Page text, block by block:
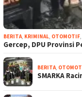
BERITA, KRIMINAL, OTOMOTIF,
Gercep, DPU Provinsi
BERITA,
SMARKA